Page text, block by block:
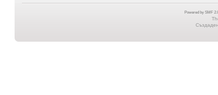
Powered by SMF